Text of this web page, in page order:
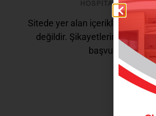
Sitede yer alan içerikler tanı ve
değildir. Şikayetleriniz için
başvurunuz.